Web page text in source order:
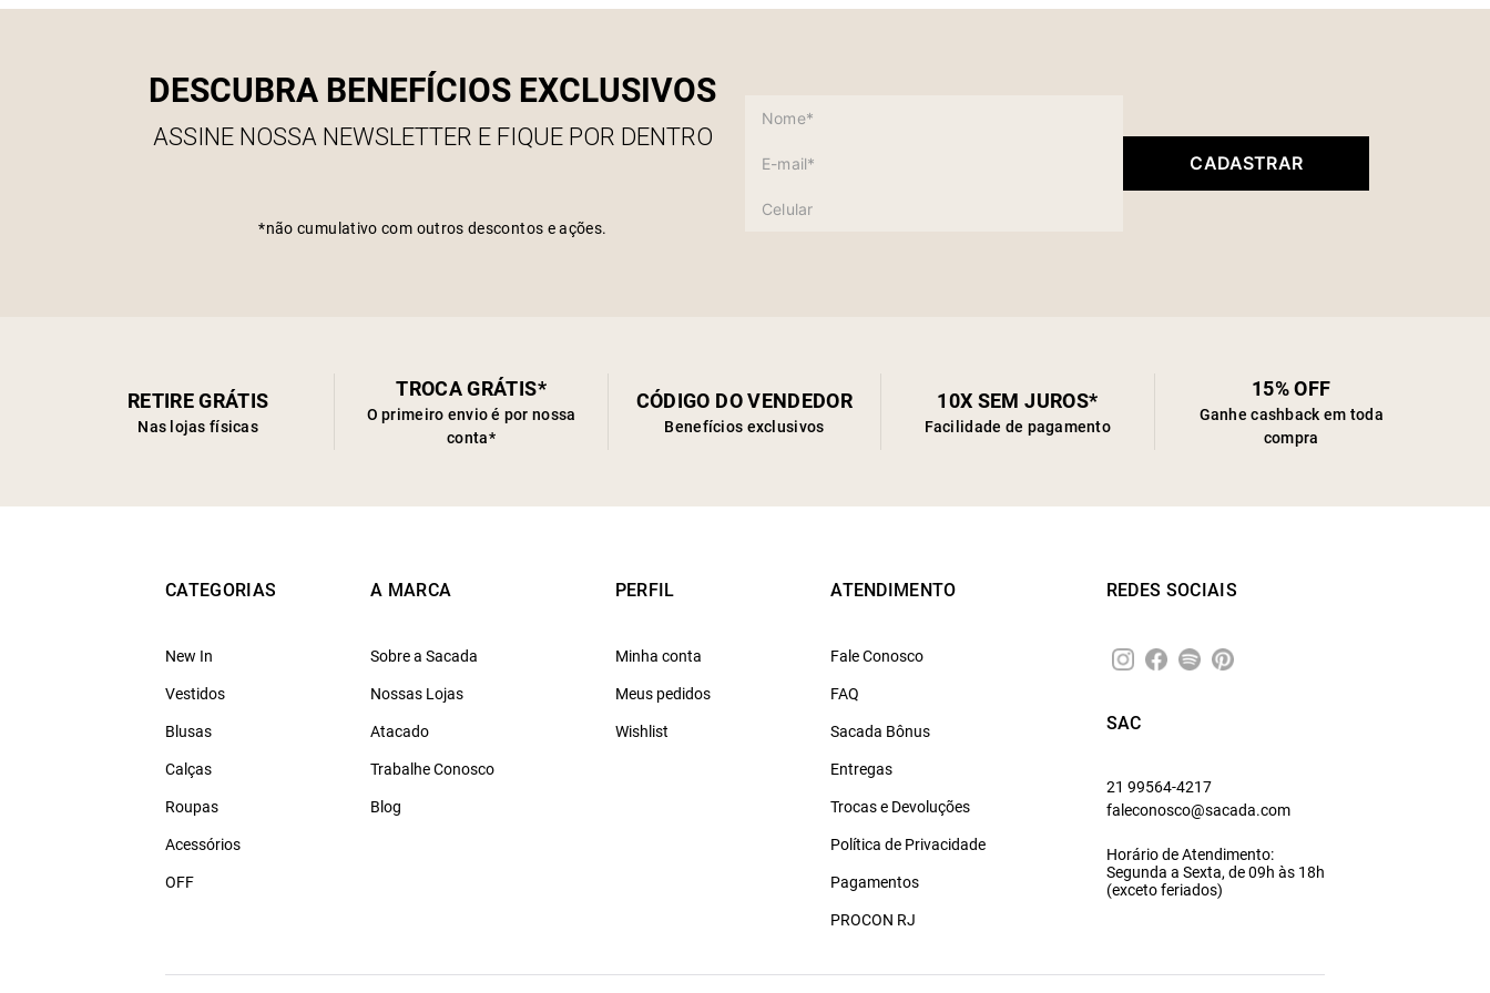
DESCUBRA BENEFÍCIOS EXCLUSIVOS
ASSINE NOSSA NEWSLETTER E FIQUE POR DENTRO
*não cumulativo com outros descontos e ações.
CADASTRAR
RETIRE GRÁTIS
Nas lojas físicas
TROCA GRÁTIS*
O primeiro envio é por nossa
conta*
CÓDIGO DO VENDEDOR
Benefícios exclusivos
10X SEM JUROS*
Facilidade de pagamento
15% OFF
Ganhe cashback em toda
compra
CATEGORIAS
New In
Vestidos
Blusas
Calças
Roupas
Acessórios
OFF
A MARCA
Sobre a Sacada
Nossas Lojas
Atacado
Trabalhe Conosco
Blog
PERFIL
Minha conta
Meus pedidos
Wishlist
ATENDIMENTO
Fale Conosco
FAQ
Sacada Bônus
Entregas
Trocas e Devoluções
Política de Privacidade
Pagamentos
PROCON RJ
REDES SOCIAIS
SAC
21 99564-4217
faleconosco@sacada.com
Horário de Atendimento:
Segunda a Sexta, de 09h às 18h
(exceto feriados)